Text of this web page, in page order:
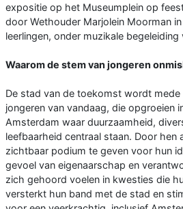
expositie op het Museumplein op
door Wethouder Marjolein Moorman
leerlingen, onder muzikale begeleiding
Waarom de stem van jongeren
De stad van de toekomst wordt
jongeren van vandaag, die opgroeien
Amsterdam waar duurzaamheid,
leefbaarheid centraal staan. Door hen
zichtbaar podium te geven voor hun
gevoel van eigenaarschap en
zich gehoord voelen in kwesties die
versterkt hun band met de stad en